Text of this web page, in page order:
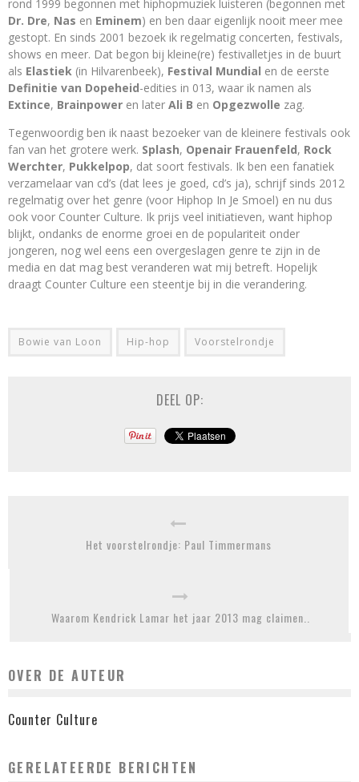
rond 1999 begonnen met hiphopmuziek luisteren (begonnen met
Dr. Dre, Nas en Eminem) en ben daar eigenlijk nooit meer mee
gestopt. En sinds 2001 bezoek ik regelmatig concerten, festivals,
shows en meer. Dat begon bij kleine(re) festivalletjes in de buurt
als Elastiek (in Hilvarenbeek), Festival Mundial en de eerste
Definitie van Dopeheid-edities in 013, waar ik namen als
Extince, Brainpower en later Ali B en Opgezwolle zag.
Tegenwoordig ben ik naast bezoeker van de kleinere festivals ook
fan van het grotere werk. Splash, Openair Frauenfeld, Rock
Werchter, Pukkelpop, dat soort festivals. Ik ben een fanatiek
verzamelaar van cd’s (dat lees je goed, cd’s ja), schrijf sinds 2012
regelmatig over het genre (voor Hiphop In Je Smoel) en nu dus
ook voor Counter Culture. Ik prijs veel initiatieven, want hiphop
blijkt, ondanks de enorme groei en de populariteit onder
jongeren, nog wel eens een overgeslagen genre te zijn in de
media en dat mag best veranderen wat mij betreft. Hopelijk
draagt Counter Culture een steentje bij in die verandering.
Bowie van Loon Hip-hop Voorstelrondje
DEEL OP:
Het voorstelrondje: Paul Timmermans
Waarom Kendrick Lamar het jaar 2013 mag claimen..
OVER DE AUTEUR
Counter Culture
GERELATEERDE BERICHTEN